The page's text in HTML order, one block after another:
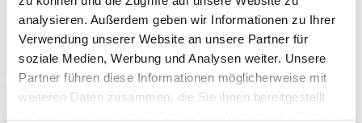
analysieren. Außerdem geben wir Informationen zu Ihrer
Verwendung unserer Website an unsere Partner für
soziale Medien, Werbung und Analysen weiter. Unsere
Partner führen diese Informationen möglicherweise mit
weiteren Daten zusammen, die Sie ihnen bereitgestellt
des Benutzers für
aktuellen Domäne.